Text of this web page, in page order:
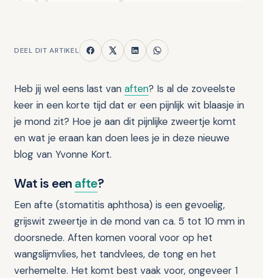
DEEL DIT ARTIKEL
Heb jij wel eens last van aften? Is al de zoveelste
keer in een korte tijd dat er een pijnlijk wit blaasje in
je mond zit? Hoe je aan dit pijnlijke zweertje komt
en wat je eraan kan doen lees je in deze nieuwe
blog van Yvonne Kort.
Wat is een afte?
Een afte (stomatitis aphthosa) is een gevoelig,
grijswit zweertje in de mond van ca. 5 tot 10 mm in
doorsnede. Aften komen vooral voor op het
wangslijmvlies, het tandvlees, de tong en het
verhemelte. Het komt best vaak voor, ongeveer 1